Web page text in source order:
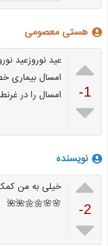
هستی معصومی

-1

عید نوروزعید
امسال را در
نویسنده

-2

خیلی به من
🌸🌸🌼🌼🌺🌺